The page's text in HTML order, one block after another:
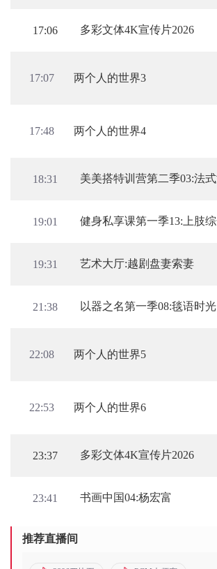
17:06 多彩文体4K宣传片2026
17:07 两个人的世界3
17:48 两个人的世界4
18:31
19:01
19:31 艺术大厅:越剧盘妻索妻
21:38 以器之名第一季08:毯语时光
22:08 两个人的世界5
22:53 两个人的世界6
23:37 多彩文体4K宣传片2026
23:41 书画中国04:杨宏富
推荐直播间